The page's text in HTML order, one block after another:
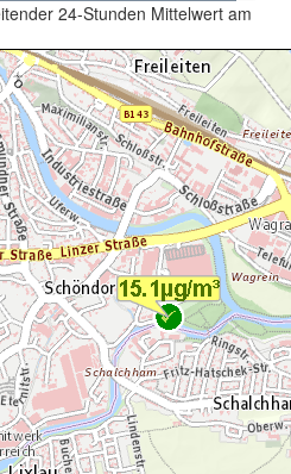
24-Stunden Mittelwert am